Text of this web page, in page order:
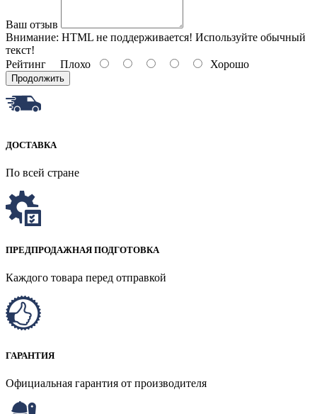
Ваш отзыв
Внимание: HTML не поддерживается! Используйте обычный
текст!
Рейтинг Плохо Хорошо
Продолжить
ДОСТАВКА
По всей стране
ПРЕДПРОДАЖНАЯ ПОДГОТОВКА
Каждого товара перед отправкой
ГАРАНТИЯ
Официальная гарантия от производителя